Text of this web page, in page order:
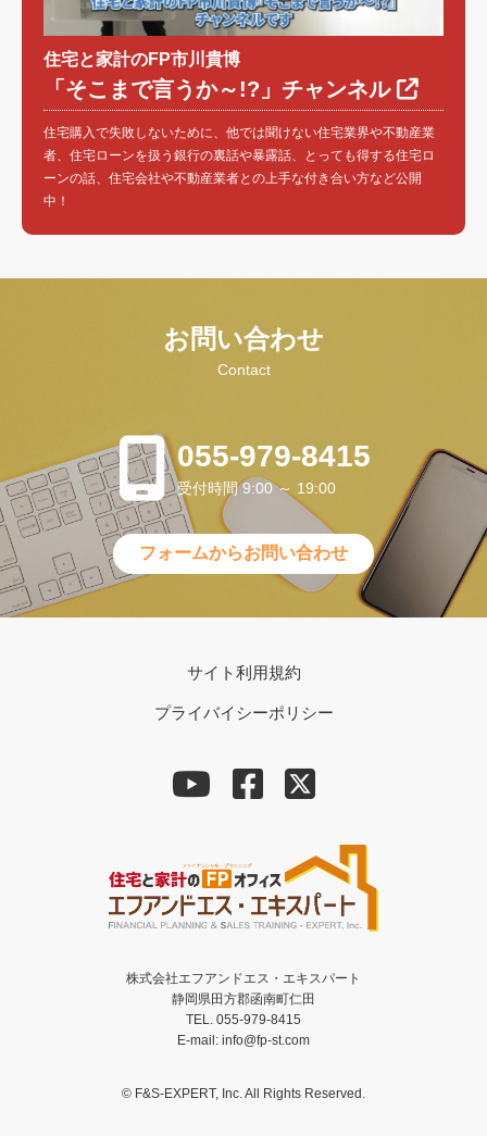
住宅と家計のFP市川貴博
「そこまで言うか～!?」チャンネル
住宅購入で失敗しないために、他では聞けない住宅業界や不動産業
者、住宅ローンを扱う銀行の裏話や暴露話、とっても得する住宅ロ
ーンの話、住宅会社や不動産業者との上手な付き合い方など公開
中！
お問い合わせ
Contact
055-979-8415
受付時間 9:00 ～ 19:00
フォームからお問い合わせ
サイト利用規約
プライバイシーポリシー
株式会社エフアンドエス・エキスパート
静岡県田方郡函南町仁田
TEL. 055-979-8415
E-mail: info@fp-st.com
© F&S-EXPERT, Inc. All Rights Reserved.